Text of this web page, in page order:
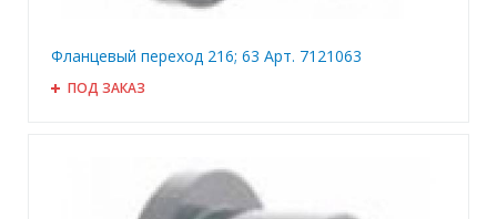
Фланцевый переход 216; 63 Арт. 7121063
ПОД ЗАКАЗ